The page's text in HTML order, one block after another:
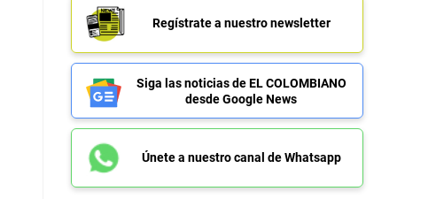
Regístrate a nuestro newsletter
Siga las noticias de EL COLOMBIANO
desde Google News
Únete a nuestro canal de Whatsapp